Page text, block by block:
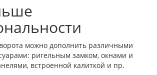
можно дополнить различными
ригельным замком, окнами и
встроенной калиткой и пр.